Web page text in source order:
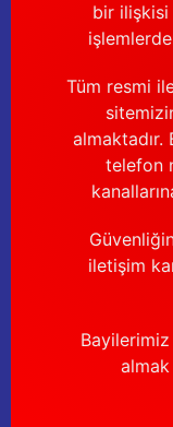
bir
Tüm resmi
almaktadır.
telefon
iletişim